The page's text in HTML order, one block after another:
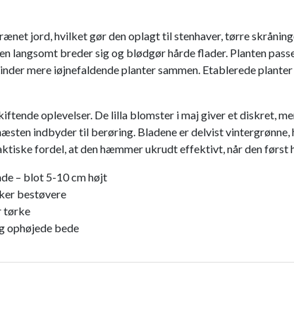
jord, hvilket gør den oplagt til stenhaver, tørre
langsomt breder sig og blødgør hårde flader. Planten
mere iøjnefaldende planter sammen. Etablerede
oplevelser. De lilla blomster i maj giver et diskret,
indbyder til berøring. Bladene er delvist vintergrønne,
fordel, at den hæmmer ukrudt effektivt, når den
– blot 5-10 cm højt
bestøvere
tørke
ophøjede bede